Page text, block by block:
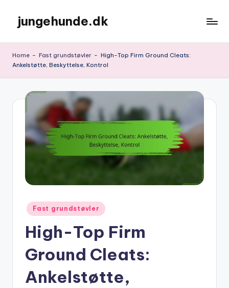
content
jungehunde.dk
Home - Fast grundstøvler - High-Top Firm Ground Cleats:
Ankelstøtte, Beskyttelse, Kontrol
Posted
in
Fast grundstøvler
High-Top Firm
Ground Cleats:
Ankelstøtte,